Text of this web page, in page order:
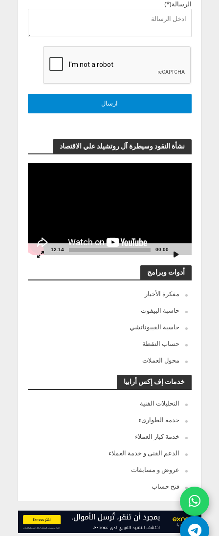
الرسالة(*)
نشأة النقود وسيطرة آل روتشيلد علي الاقتصاد
00:00
12:14
أدوات وبرامج
مفكرة الأخبار
حاسبة البيفوت
حاسبة الفيبوناتشي
حساب النقطة
محول العملات
خدمات إف إكس أرابيا
التحليلات الفنية
خدمة الطوارىء
خدمة كبار العملاء
الدعم الفنى و خدمة العملاء
عروض و مسابقات
فتح حساب